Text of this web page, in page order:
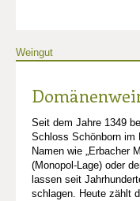
Weingut
Seit dem Jahre 1349
Schloss Schönborn im
Namen wie „Erbacher
(Monopol-Lage) oder
lassen seit
schlagen. Heute zählt